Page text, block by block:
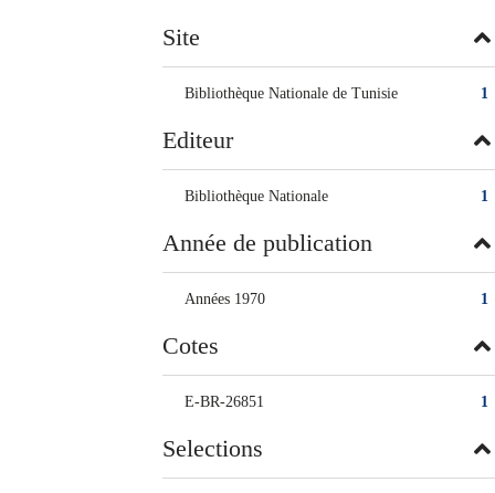
Site
1
Bibliothèque Nationale de Tunisie
Editeur
1
Bibliothèque Nationale
Année de publication
1
Années 1970
Cotes
1
E-BR-26851
Selections